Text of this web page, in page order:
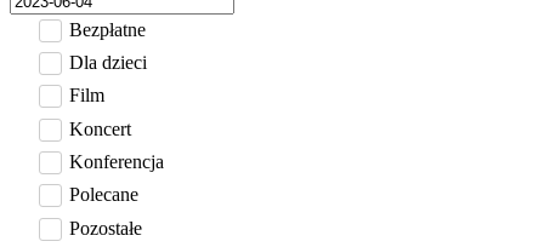
Bezpłatne
Dla dzieci
Film
Koncert
Konferencja
Polecane
Pozostałe